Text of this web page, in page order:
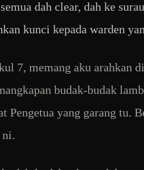
dah clear, dah ke
kunci kepada warden
7, memang aku arahkan
budak-budak
Pengetua yang garang tu.
ni.